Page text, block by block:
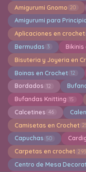
Amigurumi Gnomo 20
Amigurumi para
Aplicaciones en crochet
Bermudas 3 Bikinis
Bisuteria y Joyeria en
Boinas en Crochet 12
Bordados 12
Bufandas Knitting 15
Calcetines 46
Camisetas en Crochet
Capuchas 50
Carpetas en crochet 293
Centro de Mesa